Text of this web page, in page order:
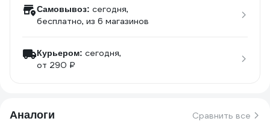
Самовывоз: сегодня,
бесплатно, из 6 магазинов
Курьером: сегодня,
от 290 ₽
Аналоги Сравнить все